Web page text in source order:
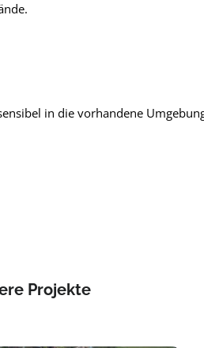
in die vorhandene
Projekte